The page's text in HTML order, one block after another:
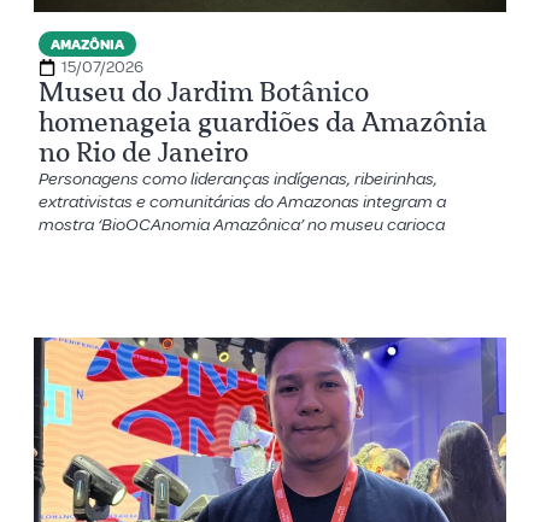
AMAZÔNIA
15/07/2026
Museu do Jardim Botânico
homenageia guardiões da Amazônia
no Rio de Janeiro
Personagens como lideranças indígenas, ribeirinhas,
extrativistas e comunitárias do Amazonas integram a
mostra ‘BioOCAnomia Amazônica’ no museu carioca